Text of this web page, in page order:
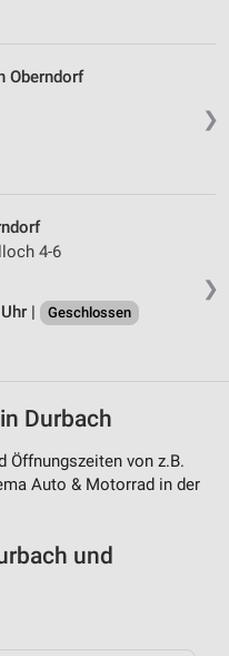
❯
Oberndorf
❯
4-6
|
Geschlossen
Durbach
Öffnungszeiten von z.B.
Auto & Motorrad in der
und